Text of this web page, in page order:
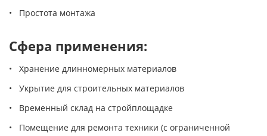
• Простота монтажа
Сфера применения:
• Хранение длинномерных материалов
• Укрытие для строительных материалов
• Временный склад на стройплощадке
• Помещение для ремонта техники (с ограниченной